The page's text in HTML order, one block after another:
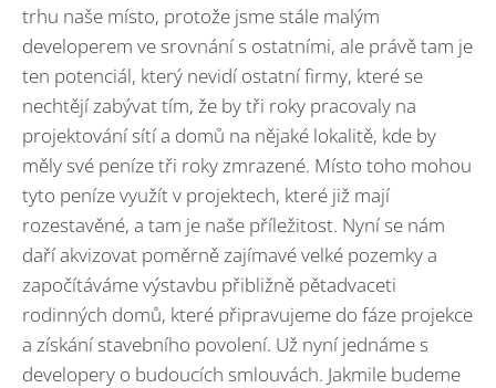
trhu naše místo, protože jsme stále malým
developerem ve srovnání s ostatními, ale právě tam je
ten potenciál, který nevidí ostatní firmy, které se
nechtějí zabývat tím, že by tři roky pracovaly na
projektování sítí a domů na nějaké lokalitě, kde by
měly své peníze tři roky zmrazené. Místo toho mohou
tyto peníze využít v projektech, které již mají
rozestavěné, a tam je naše příležitost. Nyní se nám
daří akvizovat poměrně zajímavé velké pozemky a
započítáváme výstavbu přibližně pětadvaceti
rodinných domů, které připravujeme do fáze projekce
a získání stavebního povolení. Už nyní jednáme s
developery o budoucích smlouvách. Jakmile budeme